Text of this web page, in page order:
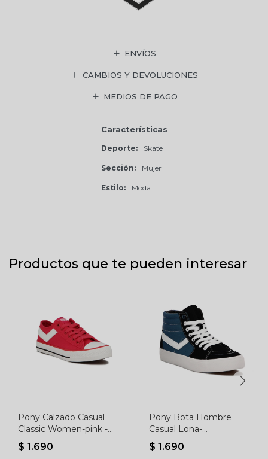
ENVÍOS
CAMBIOS Y DEVOLUCIONES
MEDIOS DE PAGO
Características
Deporte Skate
Sección Mujer
Estilo Moda
Productos que te pueden interesar
Pony Calzado Casual
Classic Women-pink -
Rosado
$ 1.690
Pony Bota Hombre
Casual Lona-
negro/marino - Negro-
marino
$ 1.690